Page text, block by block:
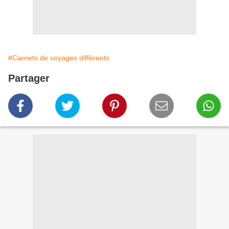
#Carnets de voyages différents
Partager